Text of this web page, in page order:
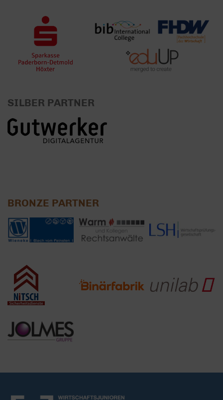
SILBER PARTNER
BRONZE PARTNER